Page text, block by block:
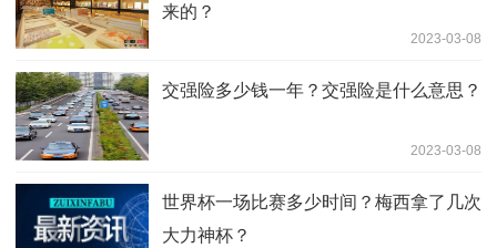
来的？
2023-03-08
交强险多少钱一年？交强险是什么意思？
2023-03-08
世界杯一场比赛多少时间？梅西拿了几次
大力神杯？